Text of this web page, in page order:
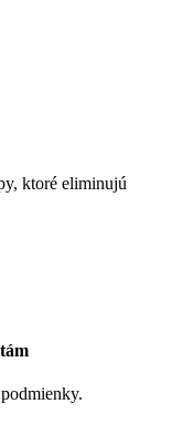
ktoré eliminujú